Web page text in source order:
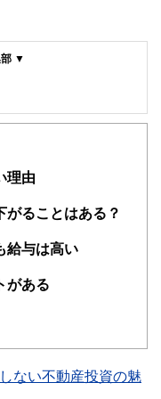
部 ▼
済に関する記事を、日々
わかりやすく発信していま
関する書籍・雑誌の編集経
事掲載まですべての工程に
相続診断士、住宅ローンア
続、保険、ローンなどの話
理由
がることはある？
給与は高い
がある
ない不動産投資の魅